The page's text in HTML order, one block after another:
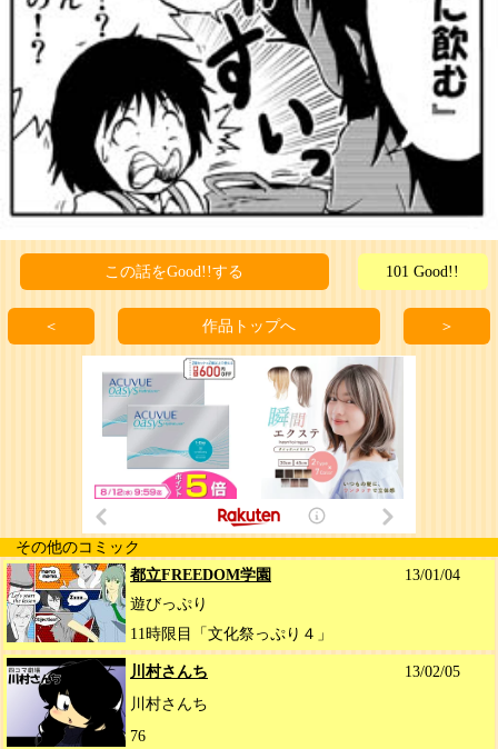
この話をGood!!する 101 Good!!
＜ 作品トップへ ＞
その他のコミック
都立FREEDOM学園
13/01/04
遊びっぷり
11時限目「文化祭っぷり４」
川村さんち
13/02/05
川村さんち
76